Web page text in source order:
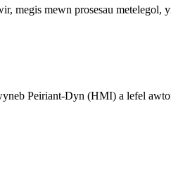
megis mewn prosesau metelegol,
Peiriant-Dyn (HMI) a lefel